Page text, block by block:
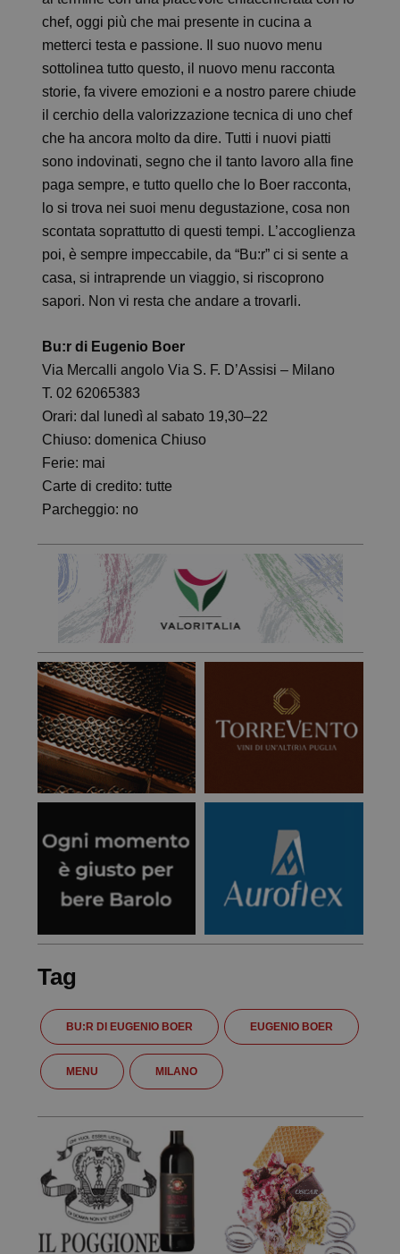
chef, oggi più che mai presente in cucina a
metterci testa e passione. Il suo nuovo menu
sottolinea tutto questo, il nuovo menu racconta
storie, fa vivere emozioni e a nostro parere chiude
il cerchio della valorizzazione tecnica di uno chef
che ha ancora molto da dire. Tutti i nuovi piatti
sono indovinati, segno che il tanto lavoro alla fine
paga sempre, e tutto quello che lo Boer racconta,
lo si trova nei suoi menu degustazione, cosa non
scontata soprattutto di questi tempi. L’accoglienza
poi, è sempre impeccabile, da “Bu:r” ci si sente a
casa, si intraprende un viaggio, si riscoprono
sapori. Non vi resta che andare a trovarli.
Bu:r di Eugenio Boer
Via Mercalli angolo Via S. F. D’Assisi – Milano
T. 02 62065383
Orari: dal lunedì al sabato 19,30–22
Chiuso: domenica Chiuso
Ferie: mai
Carte di credito: tutte
Parcheggio: no
Tag
BU:R DI EUGENIO BOER EUGENIO BOER
MENU MILANO